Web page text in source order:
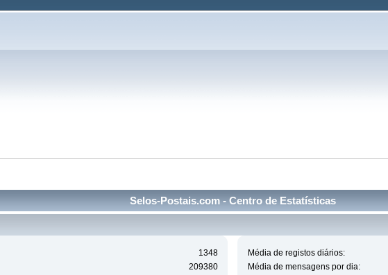
Selos-Postais.com - Centro de Estatísticas
1348
209380
Média de registos diários:
Média de mensagens por dia: